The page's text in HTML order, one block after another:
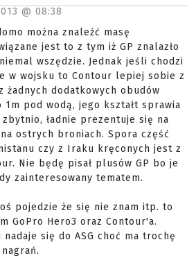
@ 08:38
można znaleźć masę
jest to z tym iż GP znalazło
wszędzie. Jednak jeśli chodzi
w wojsku to Contour lepiej sobie z
żadnych dodatkowych obudów
1m pod wodą, jego kształt sprawia
ładnie prezentuje się na
ostrych broniach. Spora część
czy z Iraku kręconych jest z
Nie będę pisał plusów GP bo je
zainteresowany tematem.
pojedzie że się nie znam itp. to
GoPro Hero3 oraz Contour'a.
się do ASG choć ma trochę